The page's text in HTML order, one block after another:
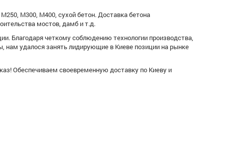
М300, М400, сухой бетон. Доставка бетона
мостов, дамб и т.д.
Благодаря четкому соблюдению технологии производства,
удалося занять лидирующие в Киеве позиции на рынке
Обеспечиваем своевременную доставку по Киеву и